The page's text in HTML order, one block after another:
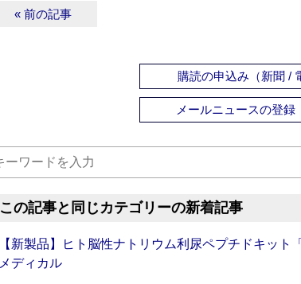
« 前の記事
購読の申込み（新聞 /
メールニュースの登録
この記事と同じカテゴリーの新着記事
【新製品】ヒト脳性ナトリウム利尿ペプチドキッ
メディカル